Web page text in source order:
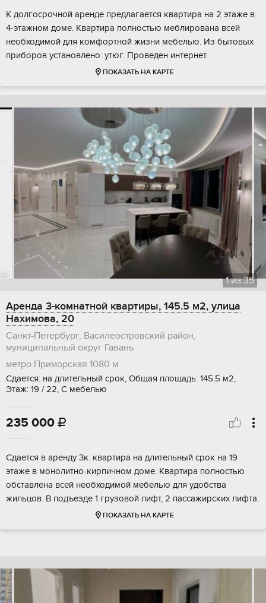
К долгосрочной аренде предлагается квартира на 2 этаже в
4-этажном доме. Квартира полностью меблирована всей
необходимой для комфортной жизни мебелью. Из бытовых
приборов установлено: утюг. Проведен интернет.
ПОКАЗАТЬ НА КАРТЕ
1из35
Аренда 3-комнатной квартиры, 145.5 м2, улица
Нахимова, 20
Санкт-Петербург, Василеостровский район,
муниципальный округ Гавань
метро Приморская 1080 м
Сдается: на длительный срок, Общая площадь: 145.5 м2,
Этаж: 19 / 22, С мебелью
235 000 
Сдается в аренду 3к. квартира на длительный срок на 19
этаже в монолитно-кирпичном доме. Квартира полностью
обставлена всей необходимой мебелью для удобства
жильцов. В подъезде 1 грузовой лифт, 2 пассажирских лифта.
ПОКАЗАТЬ НА КАРТЕ